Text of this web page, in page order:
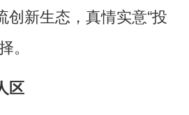
创新生态，真情实意“投
。
区